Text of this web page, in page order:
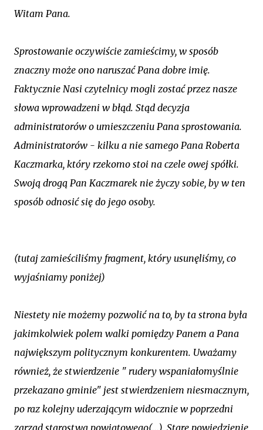
Witam Pana.
Sprostowanie oczywiście zamieścimy, w sposób
znaczny może ono naruszać Pana dobre imię.
Faktycznie Nasi czytelnicy mogli zostać przez nasze
słowa wprowadzeni w błąd. Stąd decyzja
administratorów o umieszczeniu Pana sprostowania.
Administratorów - kilku a nie samego Pana Roberta
Kaczmarka, który rzekomo stoi na czele owej spółki.
Swoją drogą Pan Kaczmarek nie życzy sobie, by w ten
sposób odnosić się do jego osoby.
(tutaj zamieściliśmy fragment, który usunęliśmy, co
wyjaśniamy poniżej)
Niestety nie możemy pozwolić na to, by ta strona była
jakimkolwiek polem walki pomiędzy Panem a Pana
największym politycznym konkurentem. Uważamy
również, że stwierdzenie " rudery wspaniałomyślnie
przekazano gminie" jest stwierdzeniem niesmacznym,
po raz kolejny uderzającym widocznie w poprzedni
zarząd starostwa powiatowego(...). Stare powiedzienie